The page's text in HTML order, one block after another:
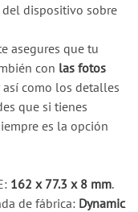
del dispositivo sobre
asegures que tu
con las fotos
como los detalles
que si tienes
es la opción
162 x 77.3 x 8 mm.
de fábrica: Dynamic